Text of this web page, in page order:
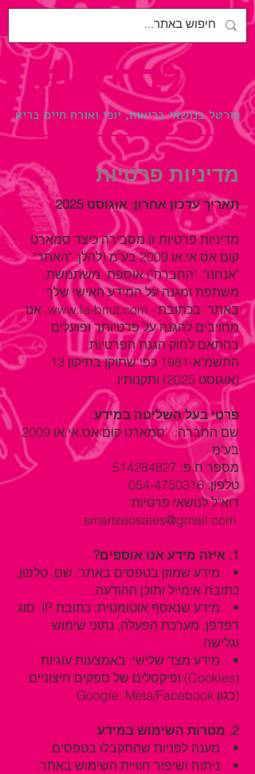
לבריאות.
פורטל בנושאי בריאות, יופי ואורח חיים בריא
מדיניות פרטיות
תאריך עדכון אחרון: אוגוסט 2025
מדיניות פרטיות זו מסבירה כיצד סמארט
קום אס.אי.או 2009 בע"מ (להלן: "האתר"
"אנחנו", "החברה") אוספת, משתמשת,
משתפת ומגנה על המידע האישי שלך
באתר בכתובת - www.la-briut.com. אנו
מחויבים להגנה על פרטיותך ופועלים
בהתאם לחוק הגנת הפרטיות,
התשמ"א-1981 כפי שתוקן בתיקון 13
(אוגוסט 2025) ותקנותיו.
פרטי בעל השליטה במידע
שם החברה: סמארט קום אס.אי.או 2009
בע"מ
מספר ח.פ: 514284827
טלפון: 054-4750316
דוא"ל לנושאי פרטיות:
1. איזה מידע אנו אוספים?
• מידע שמוזן בטפסים באתר: שם, טלפון,
כתובת אימייל ותוכן ההודעה.
• מידע שנאסף אוטומטית: כתובת IP, סוג
דפדפן, מערכת הפעלה, נתוני שימוש
וגלישה.
• מידע מצד שלישי: באמצעות עוגיות
(Cookies) ופיקסלים של ספקים חיצוניים
(כגון Google, Meta/Facebook
2. מטרות השימוש במידע
• מענה לפניות שהתקבלו בטפסים.
• ניתוח ושיפור חוויית השימוש באתר.